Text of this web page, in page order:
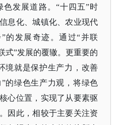
发展道路。 “十四五”时
息化、城镇化、农业现代
的发展奇迹。通过“并联
式”发展的覆辙。更重要的
境就是保护生产力，改善
的绿色生产力观，将绿色
心位置，实现了从要素驱
因此，相较于主要关注资